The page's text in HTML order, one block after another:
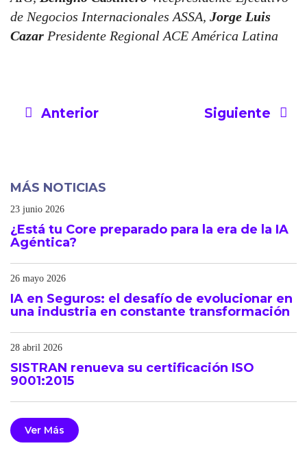
de Negocios Internacionales ASSA, Jorge Luis
Cazar Presidente Regional ACE América Latina
Anterior Siguiente
MÁS NOTICIAS
23 junio 2026
¿Está tu Core preparado para la era de la IA
Agéntica?
26 mayo 2026
IA en Seguros: el desafío de evolucionar en
una industria en constante transformación
28 abril 2026
SISTRAN renueva su certificación ISO
9001:2015
Ver Más